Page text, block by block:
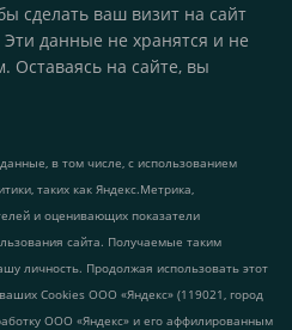
сделать ваш визит на сайт
данные не хранятся и не
Оставаясь на сайте, вы
в том числе, с использованием
таких как Яндекс.Метрика,
и оценивающих показатели
сайта. Получаемые таким
личность. Продолжая использовать этот
Cookies ООО «Яндекс» (119021, город
ООО «Яндекс» и его аффилированным